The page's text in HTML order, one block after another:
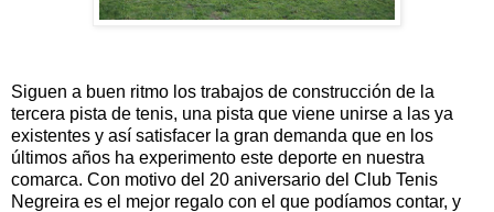
Siguen a buen ritmo los trabajos de construcción de la
tercera pista de tenis, una pista que viene unirse a las ya
existentes y así satisfacer la gran demanda que en los
últimos años ha experimento este deporte en nuestra
comarca. Con motivo del 20 aniversario del Club Tenis
Negreira es el mejor regalo con el que podíamos contar, y